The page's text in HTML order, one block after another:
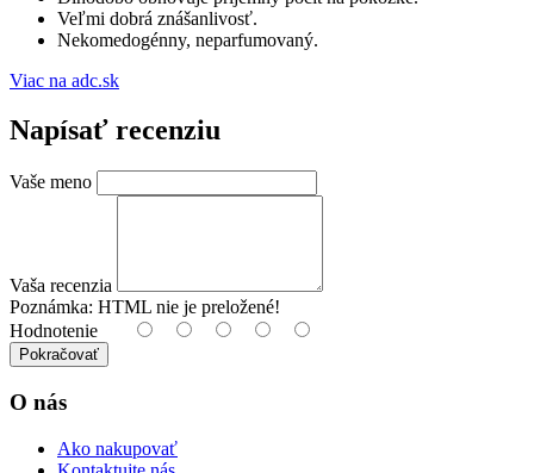
Veľmi dobrá znášanlivosť.
Nekomedogénny, neparfumovaný.
Viac na adc.sk
Napísať recenziu
Vaše meno
Vaša recenzia
Poznámka: HTML nie je preložené!
Hodnotenie
Pokračovať
O nás
Ako nakupovať